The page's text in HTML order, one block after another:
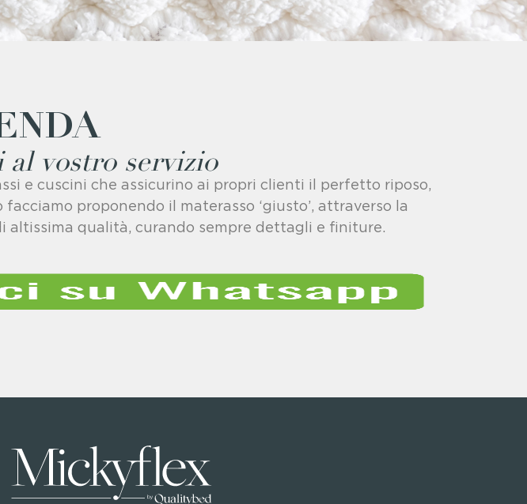
vostro servizio
e cuscini che assicurino ai propri clienti il perfetto riposo,
proponendo il materasso ‘giusto’, attraverso la
altissima qualità, curando sempre dettagli e finiture.